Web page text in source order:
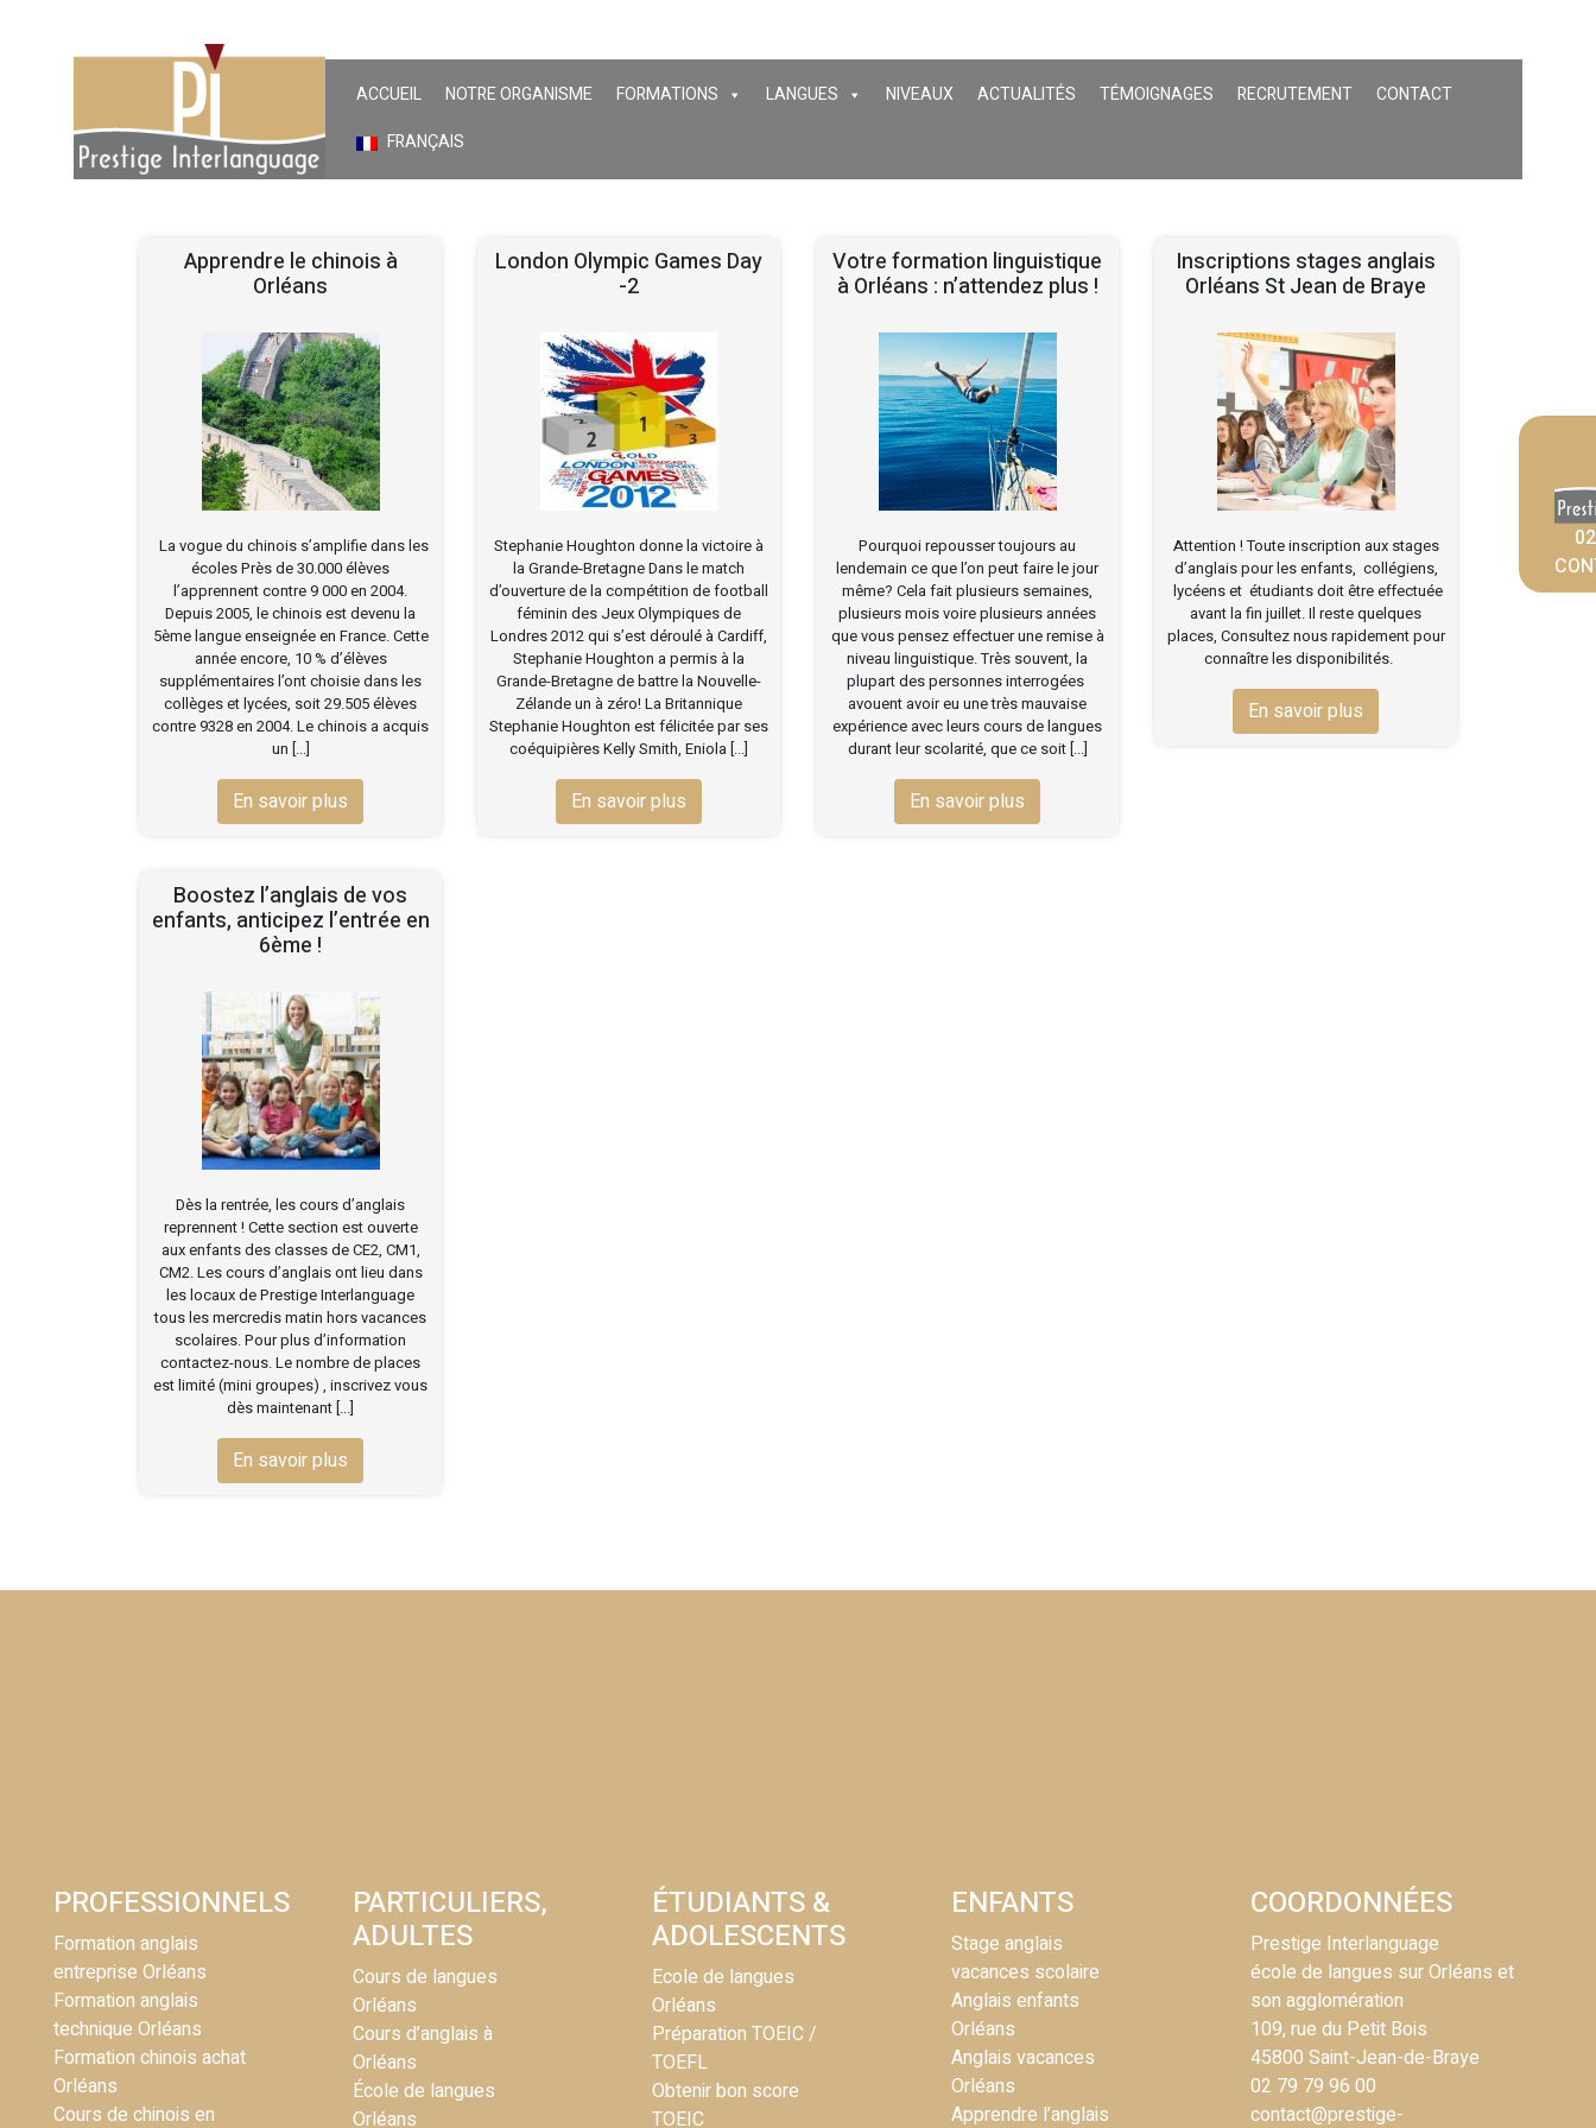
ACCUEIL NOTRE ORGANISME FORMATIONS LANGUES NIVEAUX ACTUALITÉS TÉMOIGNAGES RECRUTEMENT
CONTACT
FRANÇAIS
Apprendre le chinois à
Orléans
La vogue du chinois s’amplifie dans les
écoles Près de 30.000 élèves
l’apprennent contre 9 000 en 2004.
Depuis 2005, le chinois est devenu la
5ème langue enseignée en France. Cette
année encore, 10 % d’élèves
supplémentaires l’ont choisie dans les
collèges et lycées, soit 29.505 élèves
contre 9328 en 2004. Le chinois a acquis
un [...]
En savoir plus
London Olympic Games Day
-2
Stephanie Houghton donne la victoire à
la Grande-Bretagne Dans le match
d’ouverture de la compétition de football
féminin des Jeux Olympiques de
Londres 2012 qui s’est déroulé à Cardiff,
Stephanie Houghton a permis à la
Grande-Bretagne de battre la Nouvelle-
Zélande un à zéro! La Britannique
Stephanie Houghton est félicitée par ses
coéquipières Kelly Smith, Eniola [...]
En savoir plus
Votre formation linguistique
à Orléans : n’attendez plus !
Pourquoi repousser toujours au
lendemain ce que l’on peut faire le jour
même? Cela fait plusieurs semaines,
plusieurs mois voire plusieurs années
que vous pensez effectuer une remise à
niveau linguistique. Très souvent, la
plupart des personnes interrogées
avouent avoir eu une très mauvaise
expérience avec leurs cours de langues
durant leur scolarité, que ce soit [...]
En savoir plus
Inscriptions stages anglais
Orléans St Jean de Braye
Attention ! Toute inscription aux stages
d’anglais pour les enfants, collégiens,
lycéens et étudiants doit être effectuée
avant la fin juillet. Il reste quelques
places, Consultez nous rapidement pour
connaître les disponibilités.
En savoir plus
Boostez l’anglais de vos
enfants, anticipez l’entrée en
6ème !
Dès la rentrée, les cours d’anglais
reprennent ! Cette section est ouverte
aux enfants des classes de CE2, CM1,
CM2. Les cours d’anglais ont lieu dans
les locaux de Prestige Interlanguage
tous les mercredis matin hors vacances
scolaires. Pour plus d’information
contactez-nous. Le nombre de places
est limité (mini groupes) , inscrivez vous
dès maintenant [...]
En savoir plus
PROFESSIONNELS
Formation anglais
entreprise Orléans
Formation anglais
technique Orléans
Formation chinois achat
Orléans
Cours de chinois en
PARTICULIERS,
ADULTES
Cours de langues
Orléans
Cours d’anglais à
Orléans
École de langues
Orléans
ÉTUDIANTS &
ADOLESCENTS
Ecole de langues
Orléans
Préparation TOEIC /
TOEFL
Obtenir bon score
TOEIC
ENFANTS
Stage anglais
vacances scolaire
Anglais enfants
Orléans
Anglais vacances
Orléans
Apprendre l’anglais
COORDONNÉES
Prestige Interlanguage
école de langues sur Orléans et
son agglomération
109, rue du Petit Bois
45800 Saint-Jean-de-Braye
02 79 79 96 00
contact@prestige-